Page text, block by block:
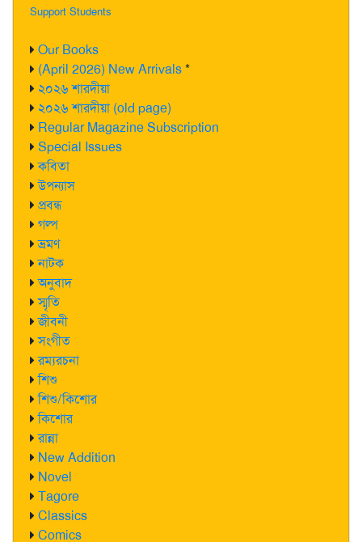
Support Students
Our Books
(April 2026) New Arrivals*
২০২৬ শারদীয়া
২০২৬ শারদীয়া (old page)
Regular Magazine Subscription
Special Issues
কবিতা
উপন্যাস
প্রবন্ধ
গল্প
ভ্রমণ
নাটক
অনুবাদ
স্মৃতি
জীবনী
সংগীত
রম্যরচনা
শিশু
শিশু/কিশোর
কিশোর
রান্না
New Addition
Novel
Tagore
Classics
Comics